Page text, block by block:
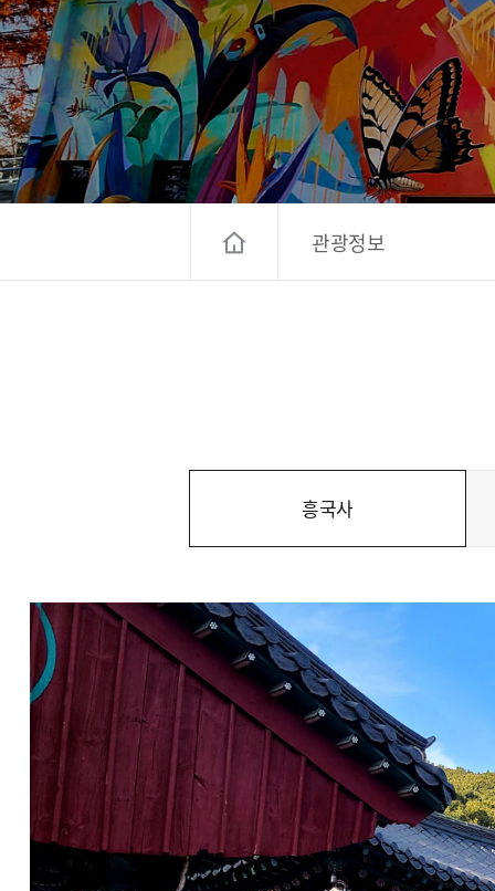
고양시관광협의
고양컨벤션뷰로
경기관광
대한민국 구석
관광정보
흥국사